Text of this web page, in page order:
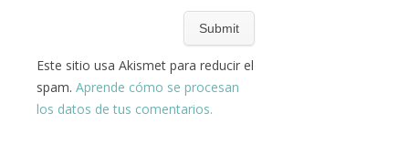
Este sitio usa Akismet para reducir el
spam. Aprende cómo se procesan
los datos de tus comentarios.